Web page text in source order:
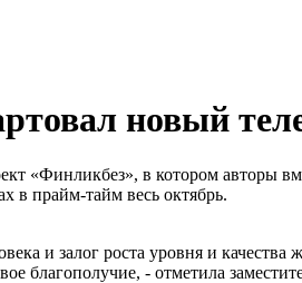
новый
«Финликбез», в котором авторы
в прайм-тайм весь октябрь.
и залог роста уровня и
благополучие, - отметила